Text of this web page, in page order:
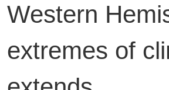
Western
extremes of